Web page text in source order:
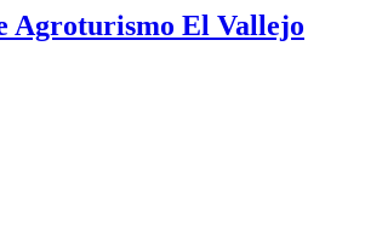
Agroturismo El Vallejo